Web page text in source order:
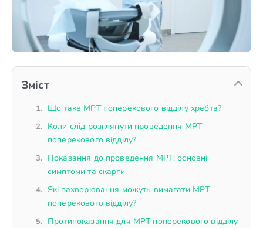
Зміст
Що таке МРТ поперекового відділу хребта?
Коли слід розглянути проведення МРТ
поперекового відділу?
Показання до проведення МРТ: основні
симптоми та скарги
Які захворювання можуть вимагати МРТ
поперекового відділу?
Протипоказання для МРТ поперекового відділу